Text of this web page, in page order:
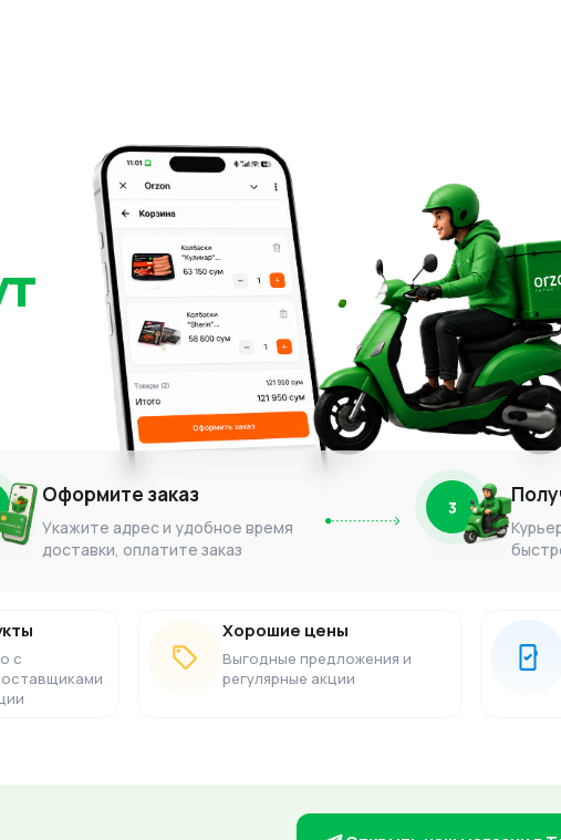
Оформите заказ
Укажите адрес и удобное время
доставки, оплатите заказ
3
с
Хорошие цены
Выгодные предложения и
регулярные акции